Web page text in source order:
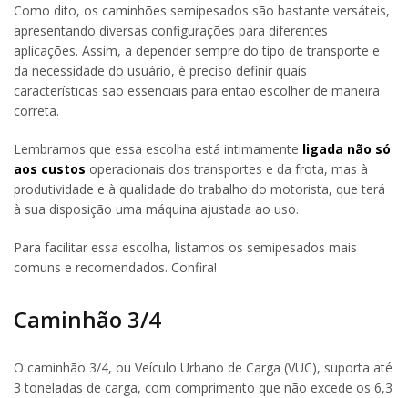
Como dito, os caminhões semipesados são bastante versáteis,
apresentando diversas configurações para diferentes
aplicações. Assim, a depender sempre do tipo de transporte e
da necessidade do usuário, é preciso definir quais
características são essenciais para então escolher de maneira
correta.
Lembramos que essa escolha está intimamente ligada não só
aos custos operacionais dos transportes e da frota, mas à
produtividade e à qualidade do trabalho do motorista, que terá
à sua disposição uma máquina ajustada ao uso.
Para facilitar essa escolha, listamos os semipesados mais
comuns e recomendados. Confira!
Caminhão 3/4
O caminhão 3/4, ou Veículo Urbano de Carga (VUC), suporta até
3 toneladas de carga, com comprimento que não excede os 6,3